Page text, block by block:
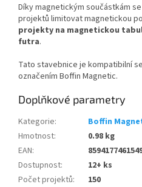
Díky magnetickým součástkám
projektů limitovat magnetickou
projekty na magnetickou
futra.
Tato stavebnice je kompatibilní
označením Boffin Magnetic.
Doplňkové parametry
Kategorie:
Boffin
Hmotnost:
0.98 kg
EAN:
Dostupnost:
12+ ks
Počet projektů:
150